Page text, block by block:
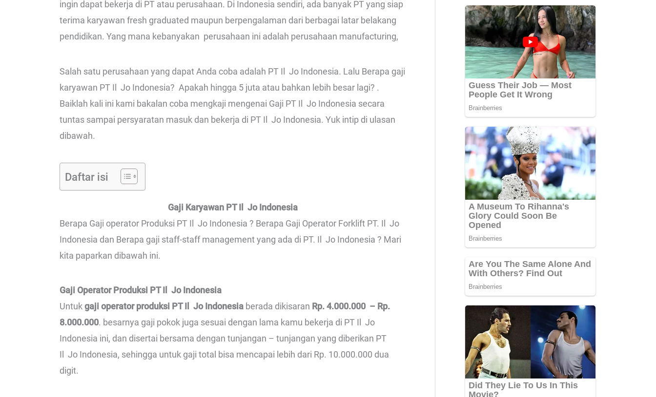
ingin dapat bekerja di PT atau perusahaan. Di Indonesia sendiri, ada banyak PT yang siap
terima karyawan fresh graduated maupun berpengalaman dari berbagai latar belakang
pendidikan. Yang mana kebanyakan perusahaan ini adalah perusahaan manufacturing,
Salah satu perusahaan yang dapat Anda coba adalah PT Il Jo Indonesia. Lalu Berapa gaji
karyawan PT Il Jo Indonesia? Apakah hingga 5 juta atau bahkan lebih besar lagi? .
Baiklah kali ini kami bakalan coba mengkaji mengenai Gaji PT Il Jo Indonesia secara
tuntas sampai persyaratan masuk dan bekerja di PT Il Jo Indonesia. Yuk intip di ulasan
dibawah.
Daftar isi
Gaji Karyawan PT Il Jo Indonesia
Berapa Gaji operator Produksi PT Il Jo Indonesia ? Berapa Gaji Operator Forklift PT. Il Jo
Indonesia dan Berapa gaji staff-staff management yang ada di PT. Il Jo Indonesia ? Mari
kita paparkan dibawah ini.
Gaji Operator Produksi PT Il Jo Indonesia
Untukgaji operator produksi PT Il Jo Indonesia berada dikisaran Rp. 4.000.000 – Rp.
8.000.000. besarnya gaji pokok juga sesuai dengan lama kamu bekerja di PT Il Jo
Indonesia ini, dan disertai bersama dengan tunjangan – tunjangan yang diberikan PT
Il Jo Indonesia, sehingga untuk gaji total bisa mencapai lebih dari Rp. 10.000.000 dua
digit.